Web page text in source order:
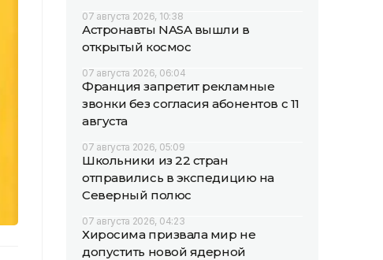
07 августа 2026, 10:38
Астронавты NASA вышли в
открытый космос
07 августа 2026, 06:04
Франция запретит рекламные
звонки без согласия абонентов с 11
августа
07 августа 2026, 05:09
Школьники из 22 стран
отправились в экспедицию на
Северный полюс
07 августа 2026, 04:23
Хиросима призвала мир не
допустить новой ядерной